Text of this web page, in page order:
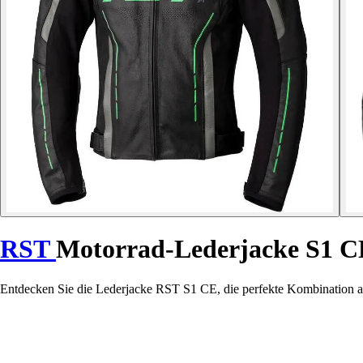
RSTMotorrad-Lederjacke S1
Entdecken Sie die Lederjacke RST S1 CE, die perfekte Kombination